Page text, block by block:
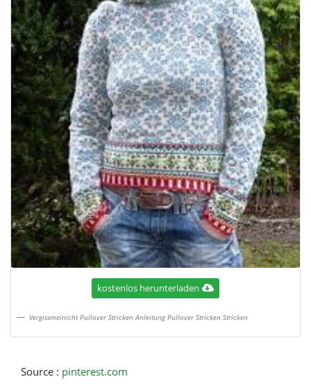
kostenlos herunterladen
Vergissmeinicht Pullover Stricken Anleitung Pullover Stricken Stricken
Source : pinterest.com